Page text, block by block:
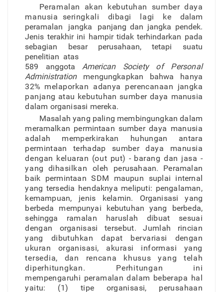
Peramalan akan kebutuhan sumberdaya
manusia seringkali dibagi lagi ke dalam
peramalan
jangka panjang dan jangka pendek.
Jenis terakhir ini hampir tidak terhindarkan pada
sebagian
besar perusahaan, tetapi
suatu
penelitian atas
589 anggotaAmerican Society of Personal
Administration mengungkapkan bahwa hanya
32% melaporkan adanya perencanaan jangka
panjang atau kebutuhan sumber daya manusia
dalam organisasi mereka.
Masalahyang paling membingungkandalam
meramalkan permintaan sumberdaya manusia
adalah memperkirakan huhungan antara
permintaan terhadap sumberdaya manusia
dengan keluaran (out put) - barang dan jasa -
yang dihasilkan oleh perusahaan. Peramalan
baik permintaanSDM maupun suplai interna
yang tersedia hendaknya meliputi: pengalaman,
kemampuan, jenis kelamin. Organisasiyang
berbeda mempunyai kebutuhanyang berbeda,
sehingga ramalan haruslah dibuat sesuai
dengan organisasi tersebut.Jumlah rincian
yang dibutuhkan dapat bervariasi dengan
ukuran organisasi, akurasi informasi yang
tersedia, dan rencana khususyang tela h
diperhitungkan. Perhitungan ini
mempengaruhi peramalandalam beberapa ha
yaitu: (1) tipe organisasi, perusahaan